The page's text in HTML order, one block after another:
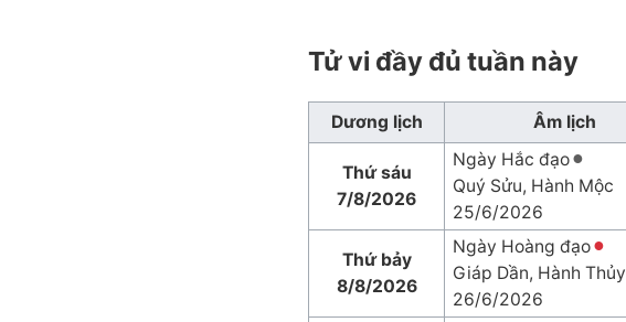
Tử vi đầy đủ tuần này
Dương lịch Âm lịch
Thứ sáu
7/8/2026
Ngày Hắc đạo
Quý Sửu, Hành Mộc
25/6/2026
Thứ bảy
8/8/2026
Ngày Hoàng đạo
Giáp Dần, Hành Thủy
26/6/2026